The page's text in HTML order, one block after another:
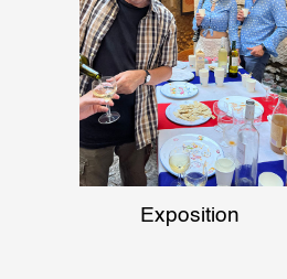
Exposition